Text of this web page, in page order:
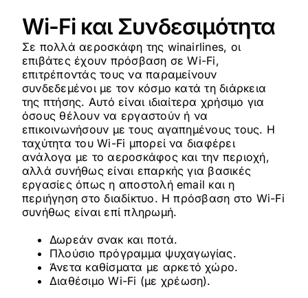
Wi-Fi και Συνδεσιμότητα
Σε πολλά αεροσκάφη της winairlines, οι
επιβάτες έχουν πρόσβαση σε Wi-Fi,
επιτρέποντάς τους να παραμείνουν
συνδεδεμένοι με τον κόσμο κατά τη διάρκεια
της πτήσης. Αυτό είναι ιδιαίτερα χρήσιμο για
όσους θέλουν να εργαστούν ή να
επικοινωνήσουν με τους αγαπημένους τους. Η
ταχύτητα του Wi-Fi μπορεί να διαφέρει
ανάλογα με το αεροσκάφος και την περιοχή,
αλλά συνήθως είναι επαρκής για βασικές
εργασίες όπως η αποστολή email και η
περιήγηση στο διαδίκτυο. Η πρόσβαση στο Wi-Fi
συνήθως είναι επί πληρωμή.
Δωρεάν σνακ και ποτά.
Πλούσιο πρόγραμμα ψυχαγωγίας.
Άνετα καθίσματα με αρκετό χώρο.
Διαθέσιμο Wi-Fi (με χρέωση).